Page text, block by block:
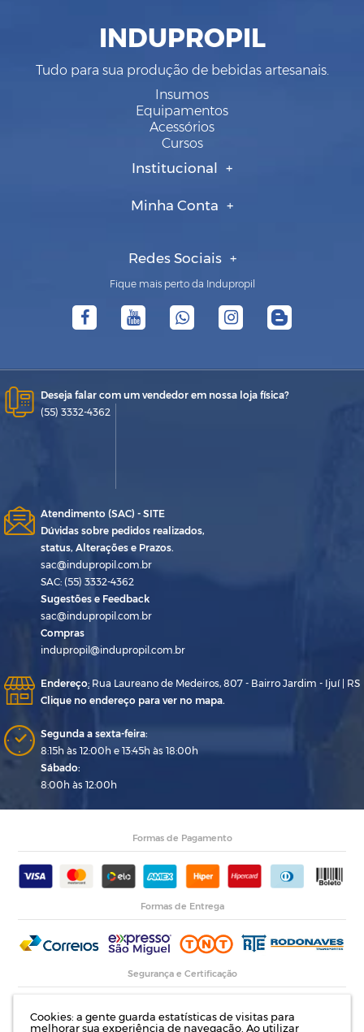
Cookies: a gente guarda estatísticas de visitas para
melhorar sua experiência de navegação. Ao utilizar
INDUPROPIL
Tudo para sua produção de bebidas artesanais.
Insumos
Equipamentos
Acessórios
Cursos
Institucional
Minha Conta
Redes Sociais
Fique mais perto da Indupropil
Deseja falar com um vendedor em nossa loja física?
(55) 3332-4362
Atendimento (SAC) - SITE
Dúvidas sobre pedidos realizados,
status, Alterações e Prazos.
sac@indupropil.com.br
SAC: (55) 3332-4362
Sugestões e Feedback
sac@indupropil.com.br
Compras
indupropil@indupropil.com.br
Endereço: Rua Laureano de Medeiros, 807 - Bairro Jardim - Ijuí | RS
Clique no endereço para ver no mapa.
Segunda a sexta-feira:
8:15h às 12:00h e 13:45h às 18:00h
Sábado:
8:00h às 12:00h
Formas de Pagamento
Formas de Entrega
Segurança e Certificação